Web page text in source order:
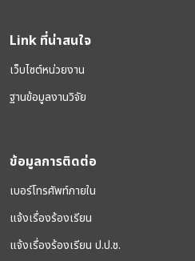
Link ที่น่าสนใจ
เว็บไซต์หน่วยงาน
ฐานข้อมูลงานวิจัย
ข้อมูลการติดต่อ
เบอร์โทรศัพท์ภายใน
แจ้งเรื่องร้องเรียน
แจ้งเรื่องร้องเรียน ป.ป.ช.